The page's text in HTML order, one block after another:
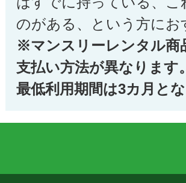
のがある、という方に
※マンスリーレンタル商
支払い方法が異なります
最低利用期間は3カ月と